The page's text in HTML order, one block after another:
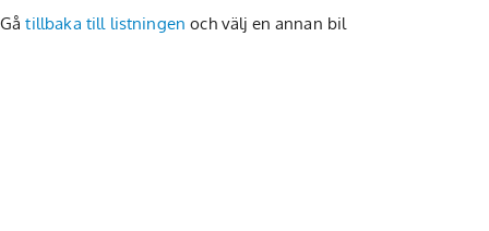
Gåtillbaka till listningen och välj en annan bil